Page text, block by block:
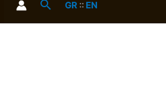
GR :: EN